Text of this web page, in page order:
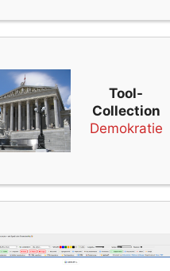
Tool-
Collection
Demokratie